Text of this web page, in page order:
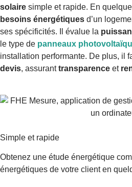
solaire simple et rapide. En
besoins énergétiques d’un
ses spécificités. Il évalue la
le type de panneaux
installation performante. De plus, il
devis, assuranttransparence et
Simple et rapide
Obtenez une étude énergétique
énergétiques de votre client en